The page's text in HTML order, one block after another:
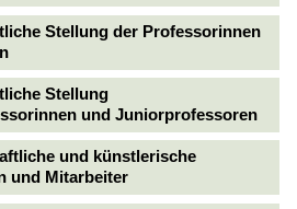
Stellung der Professorinnen
Stellung
und Juniorprofessoren
und künstlerische
und Mitarbeiter